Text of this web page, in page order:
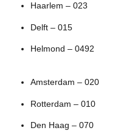
Haarlem – 023
Delft – 015
Helmond – 0492
Amsterdam – 020
Rotterdam – 010
Den Haag – 070